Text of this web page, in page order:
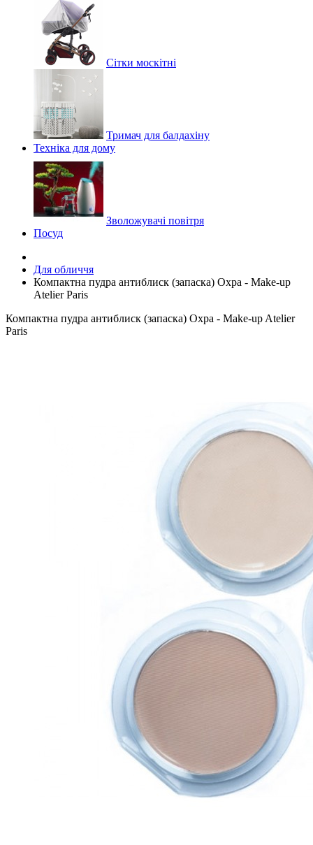
Сітки москітні
Тримач для балдахіну
Техніка для дому
Зволожувачі повітря
Посуд
Для обличчя
Компактна пудра антиблиск (запаска) Охра - Make-up
Atelier Paris
Компактна пудра антиблиск (запаска) Охра - Make-up Atelier
Paris